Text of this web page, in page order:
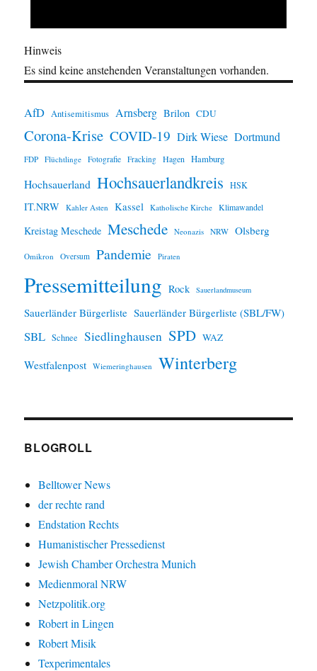
Hinweis
Es sind keine anstehenden Veranstaltungen vorhanden.
AfD Antisemitismus Arnsberg Brilon CDU
Corona-Krise COVID-19 Dirk Wiese Dortmund
FDP Flüchtlinge Fotografie Fracking Hagen Hamburg
Hochsauerland Hochsauerlandkreis HSK
IT.NRW Kahler Asten Kassel Katholische Kirche Klimawandel
Kreistag Meschede Meschede Neonazis NRW Olsberg
Omikron Oversum Pandemie Piraten
Pressemitteilung Rock Sauerlandmuseum
Sauerländer Bürgerliste Sauerländer Bürgerliste (SBL/FW)
SBL Schnee Siedlinghausen SPD WAZ
Westfalenpost Wiemeringhausen Winterberg
BLOGROLL
Belltower News
der rechte rand
Endstation Rechts
Humanistischer Pressedienst
Jewish Chamber Orchestra Munich
Medienmoral NRW
Netzpolitik.org
Robert in Lingen
Robert Misik
Texperimentales